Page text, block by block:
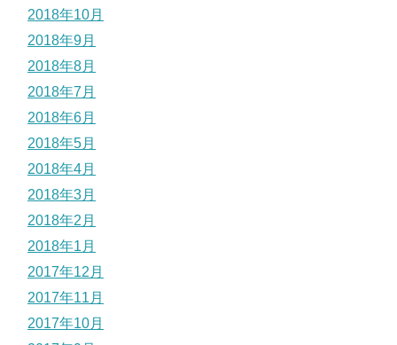
2018年10月
2018年9月
2018年8月
2018年7月
2018年6月
2018年5月
2018年4月
2018年3月
2018年2月
2018年1月
2017年12月
2017年11月
2017年10月